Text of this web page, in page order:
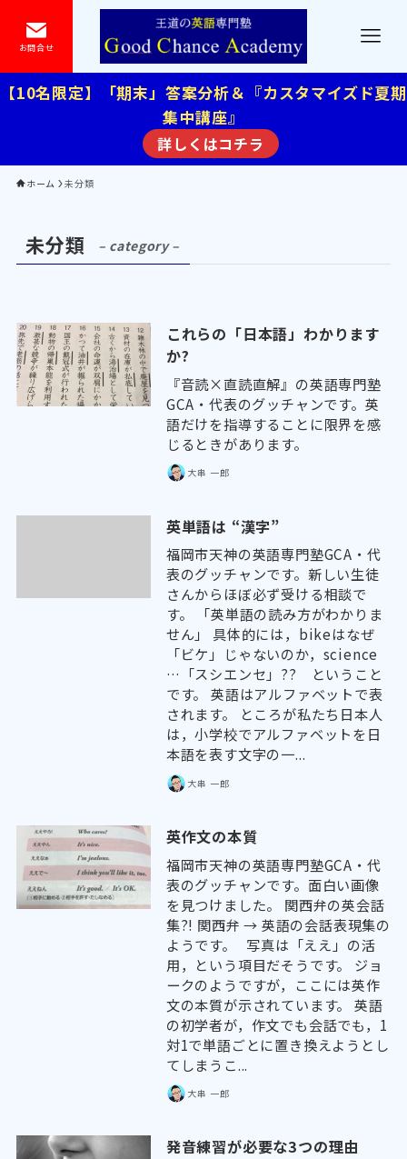
お問合せ
【10名限定】「期末」答案分析＆『カスタマイズド夏期
集中講座』
詳しくはコチラ
ホーム 未分類
未分類 – category –
これらの「日本語」わかります
か?
『音読×直読直解』の英語専門塾
GCA・代表のグッチャンです。英
語だけを指導することに限界を感
じるときがあります。
大串 一郎
英単語は “漢字”
福岡市天神の英語専門塾GCA・代
表のグッチャンです。新しい生徒
さんからほぼ必ず受ける相談で
す。 「英単語の読み方がわかりま
せん」 具体的には，bikeはなぜ
「ビケ」じゃないのか，science
…「スシエンセ」?? ということ
です。 英語はアルファベットで表
されます。 ところが私たち日本人
は，小学校でアルファベットを日
本語を表す文字の一...
大串 一郎
英作文の本質
福岡市天神の英語専門塾GCA・代
表のグッチャンです。面白い画像
を見つけました。 関西弁の英会話
集?! 関西弁 → 英語の会話表現集の
ようです。 写真は「ええ」の活
用，という項目だそうです。 ジョ
ークのようですが，ここには英作
文の本質が示されています。 英語
の初学者が，作文でも会話でも，1
対1で単語ごとに置き換えようとし
てしまうこ...
大串 一郎
発音練習が必要な3つの理由